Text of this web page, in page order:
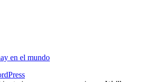
en el mundo